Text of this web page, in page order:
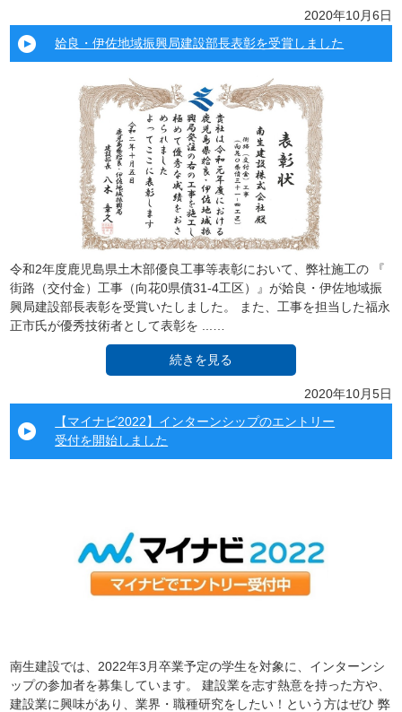
2020年10月6日
姶良・伊佐地域振興局建設部長表彰を受賞しました
令和2年度鹿児島県土木部優良工事等表彰において、弊社施工の 『
街路（交付金）工事（向花0県債31-4工区）』が姶良・伊佐地域振
興局建設部長表彰を受賞いたしました。 また、工事を担当した福永
正市氏が優秀技術者として表彰を ...…
続きを見る
2020年10月5日
【マイナビ2022】インターンシップのエントリー
受付を開始しました
南生建設では、2022年3月卒業予定の学生を対象に、インターンシ
ップの参加者を募集しています。 建設業を志す熱意を持った方や、
建設業に興味があり、業界・職種研究をしたい！という方はぜひ 弊